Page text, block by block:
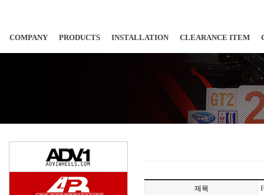
COMPANY PRODUCTS INSTALLATION CLEARANCE ITEM
제목